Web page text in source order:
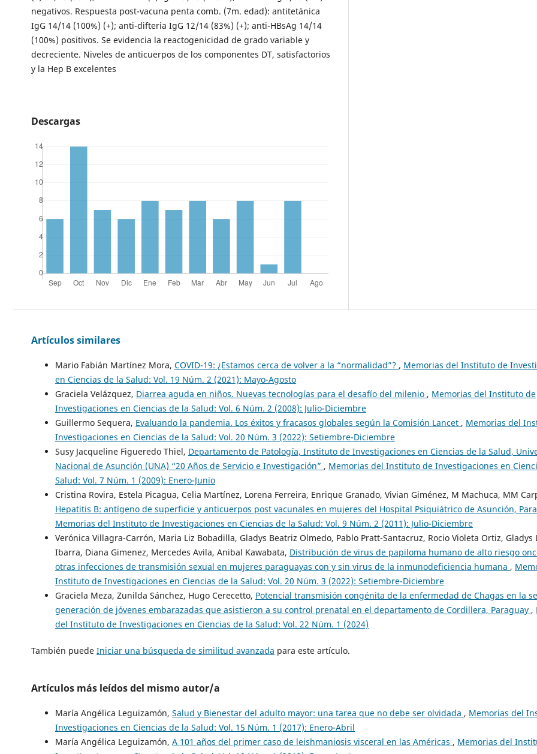
negativos. Respuesta post-vacuna penta comb. (7m. edad): antitetánica
IgG 14/14 (100%) (+); anti-difteria IgG 12/14 (83%) (+); anti-HBsAg 14/14
(100%) positivos. Se evidencia la reactogenicidad de grado variable y
decreciente. Niveles de anticuerpos de los componentes DT, satisfactorios
y la Hep B excelentes
Descargas
Artículos similares
Mario Fabián Martínez Mora, COVID-19: ¿Estamos cerca de volver a la “normalidad”? , Memorias del Instituto de
en Ciencias de la Salud: Vol. 19 Núm. 2 (2021): Mayo-Agosto
Graciela Velázquez, Diarrea aguda en niños. Nuevas tecnologías para el desafío del milenio , Memorias del Instituto de
Investigaciones en Ciencias de la Salud: Vol. 6 Núm. 2 (2008): Julio-Diciembre
Guillermo Sequera, Evaluando la pandemia. Los éxitos y fracasos globales según la Comisión Lancet , Memorias del
Investigaciones en Ciencias de la Salud: Vol. 20 Núm. 3 (2022): Setiembre-Diciembre
Susy Jacqueline Figueredo Thiel, Departamento de Patología, Instituto de Investigaciones en Ciencias de la Salud,
Nacional de Asunción (UNA) “20 Años de Servicio e Investigación” , Memorias del Instituto de Investigaciones en
Salud: Vol. 7 Núm. 1 (2009): Enero-Junio
Cristina Rovira, Estela Picagua, Celia Martínez, Lorena Ferreira, Enrique Granado, Vivian Giménez, M Machuca, MM
Hepatitis B: antígeno de superficie y anticuerpos post vacunales en mujeres del Hospital Psiquiátrico de Asunción,
Memorias del Instituto de Investigaciones en Ciencias de la Salud: Vol. 9 Núm. 2 (2011): Julio-Diciembre
Verónica Villagra-Carrón, Maria Liz Bobadilla, Gladys Beatriz Olmedo, Pablo Pratt-Santacruz, Rocio Violeta Ortiz, Gladys
Ibarra, Diana Gimenez, Mercedes Avila, Anibal Kawabata, Distribución de virus de papiloma humano de alto riesgo
otras infecciones de transmisión sexual en mujeres paraguayas con y sin virus de la inmunodeficiencia humana ,
Instituto de Investigaciones en Ciencias de la Salud: Vol. 20 Núm. 3 (2022): Setiembre-Diciembre
Graciela Meza, Zunilda Sánchez, Hugo Cerecetto, Potencial transmisión congénita de la enfermedad de Chagas en la
generación de jóvenes embarazadas que asistieron a su control prenatal en el departamento de Cordillera, Paraguay ,
del Instituto de Investigaciones en Ciencias de la Salud: Vol. 22 Núm. 1 (2024)
También puede Iniciar una búsqueda de similitud avanzada para este artículo.
Artículos más leídos del mismo autor/a
María Angélica Leguizamón, Salud y Bienestar del adulto mayor: una tarea que no debe ser olvidada , Memorias del
Investigaciones en Ciencias de la Salud: Vol. 15 Núm. 1 (2017): Enero-Abril
María Angélica Leguizamón, A 101 años del primer caso de leishmaniosis visceral en las Américas , Memorias del